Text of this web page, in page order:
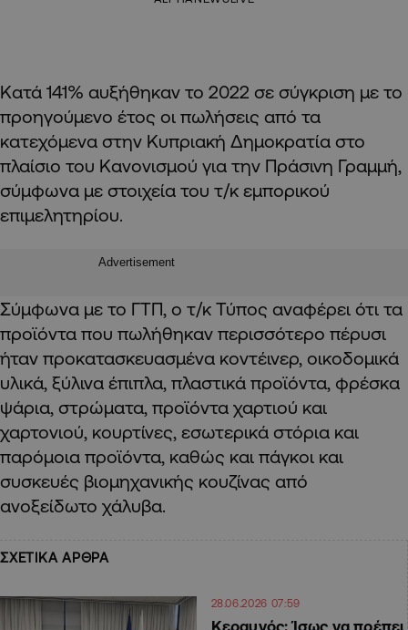
Κατά 141% αυξήθηκαν το 2022 σε σύγκριση με το
προηγούμενο έτος οι πωλήσεις από τα
κατεχόμενα στην Κυπριακή Δημοκρατία στο
πλαίσιο του Κανονισμού για την Πράσινη Γραμμή,
σύμφωνα με στοιχεία του τ/κ εμπορικού
επιμελητηρίου.
Advertisement
Σύμφωνα με το ΓΤΠ, ο τ/κ Τύπος αναφέρει ότι τα
προϊόντα που πωλήθηκαν περισσότερο πέρυσι
ήταν προκατασκευασμένα κοντέινερ, οικοδομικά
υλικά, ξύλινα έπιπλα, πλαστικά προϊόντα, φρέσκα
ψάρια, στρώματα, προϊόντα χαρτιού και
χαρτονιού, κουρτίνες, εσωτερικά στόρια και
παρόμοια προϊόντα, καθώς και πάγκοι και
συσκευές βιομηχανικής κουζίνας από
ανοξείδωτο χάλυβα.
ΣΧΕΤΙΚΑ ΑΡΘΡΑ
28.06.2026 07:59
Κεραυνός: Ίσως να πρέπει